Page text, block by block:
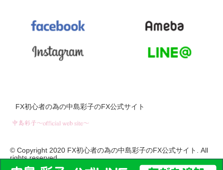
FX初心者の為の中島彩子のFX公式サイト
© Copyright 2020 FX初心者の為の中島彩子のFX公式サイト. All
rights reserved.